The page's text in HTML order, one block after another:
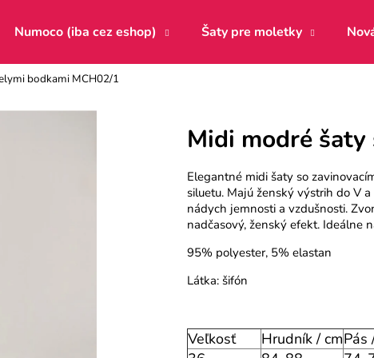
Numoco (iba cez eshop) Šaty pre moletky
bodkami MCH02/1
Midi modré
Elegantné midi šaty so
siluetu. Majú ženský výstrih do V
nádych jemnosti a vzdušnosti.
nadčasový, ženský efekt. Ideálne
95% polyester, 5% elastan
Látka: šifón
Veľkosť Hrudník / cmPás
Čo potrebujete nájsť?